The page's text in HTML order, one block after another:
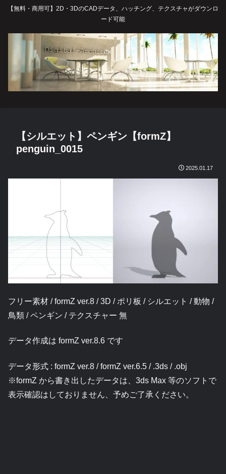
【無料・商用可】2D・3DのCADデータ、ハッチング、テクスチャがダウンロ
ード可能
【シルエット】ペンギン【formZ】
penguin_0015
2025.01.17
フリー素材 / formZ ver.8 / 3D / ポリ板 / シルエット / 動物 /
鳥類 / ペンギン / テクスチャー 無
データ作成は formZ ver.8.6 です
データ形式 : formZ ver.8 / formZ ver.6.5 / .3ds / .obj
※formZ から書き出したデータは、3ds Max 等のソフトで
表示確認はしておりません、予めご了承ください。